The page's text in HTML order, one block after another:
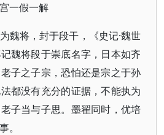
一假一解
魏将，封于段干，《史记·魏世
魏将段于崇底名字，日本如齐
子之子宗，恐怕还是宗之于孙
都没有充分的证据，不能执为
子当与子思。墨翟同时，优培
。